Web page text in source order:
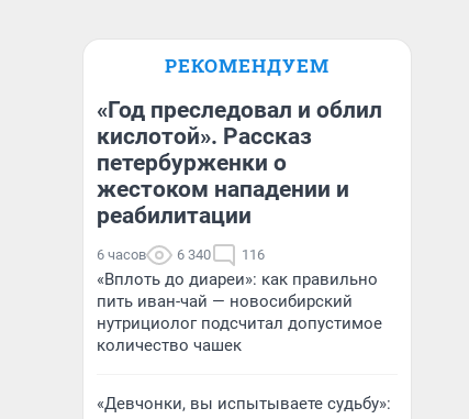
РЕКОМЕНДУЕМ
«Год преследовал и облил
кислотой». Рассказ
петербурженки о
жестоком нападении и
реабилитации
6 часов 6 340 116
«Вплоть до диареи»: как правильно
пить иван-чай — новосибирский
нутрициолог подсчитал допустимое
количество чашек
«Девчонки, вы испытываете судьбу»: